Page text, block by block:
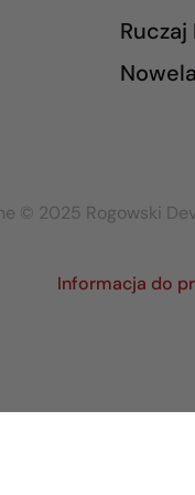
© 2025 Rogowski
Informacja do